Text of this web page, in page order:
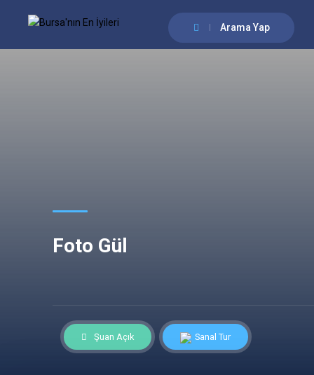
Arama Yap
Foto Gül
Şuan Açık Sanal Tur